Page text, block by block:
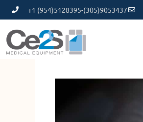
+1 (954)5128395-(305)9053437